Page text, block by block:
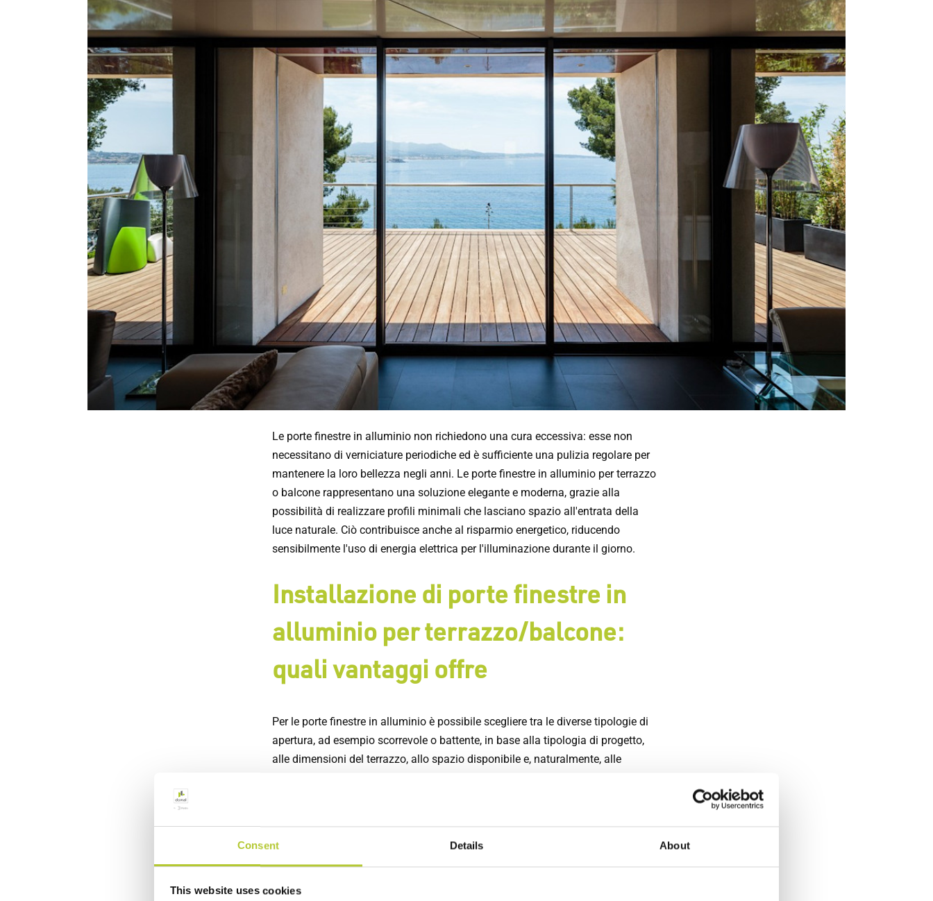
Consent Details About
This website uses cookies
Le porte finestre in alluminio non richiedono una cura eccessiva: esse non
necessitano di verniciature periodiche ed è sufficiente una pulizia regolare per
mantenere la loro bellezza negli anni. Le porte finestre in alluminio per terrazzo
o balcone rappresentano una soluzione elegante e moderna, grazie alla
possibilità di realizzare profili minimali che lasciano spazio all'entrata della
luce naturale. Ciò contribuisce anche al risparmio energetico, riducendo
sensibilmente l'uso di energia elettrica per l'illuminazione durante il giorno.
Installazione di porte finestre in
alluminio per terrazzo/balcone:
quali vantaggi offre
Per le porte finestre in alluminio è possibile scegliere tra le diverse tipologie di
apertura, ad esempio scorrevole o battente, in base alla tipologia di progetto,
alle dimensioni del terrazzo, allo spazio disponibile e, naturalmente, alle
DOMAL la sicurezza è importante e i nostri modelli di porte finestre in alluminio
per terrazzo o balcone non hanno soltanto un aspetto estetico di design ma
sono anche dotati di serrature di alta qualità e meccanismi di chiusura